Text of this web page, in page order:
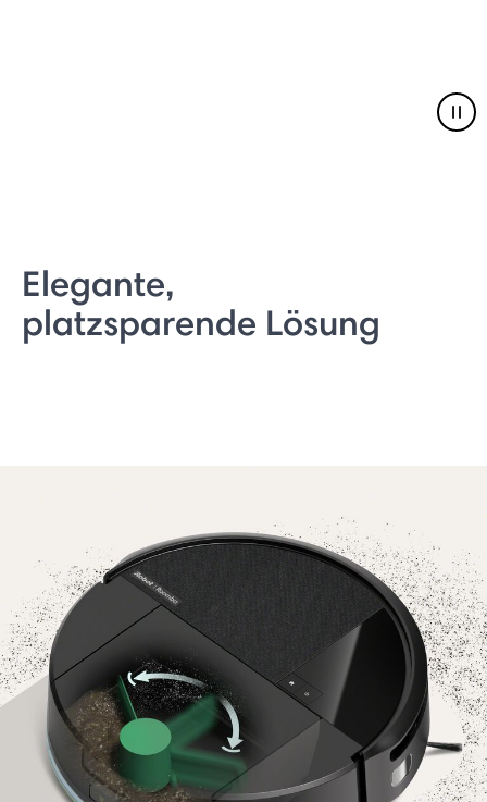
Elegante,
platzsparende Lösung